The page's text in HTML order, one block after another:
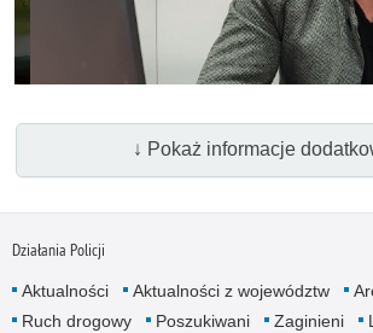
wideo
↓ Pokaż informacje
Działania Policji
Aktualności Aktualności z województw
Ruch drogowy
Poszukiwani Zaginieni